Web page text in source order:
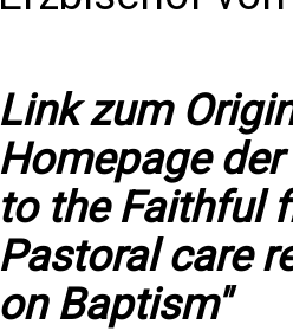
Link zum
Homepage
to the Faithful
Pastoral care
on Baptism"